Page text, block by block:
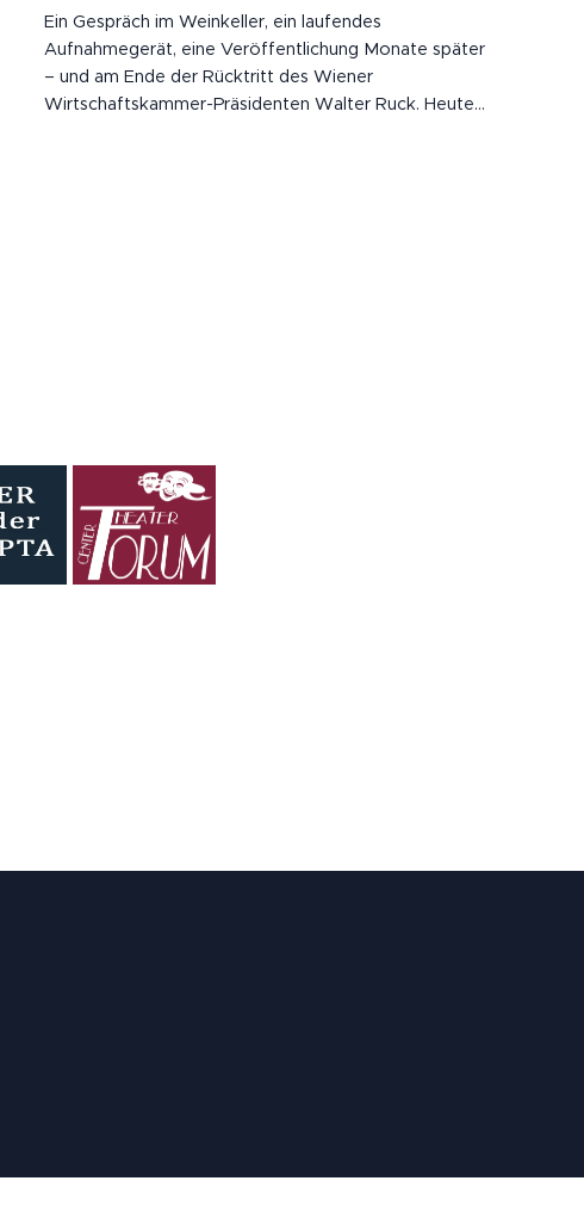
Ein Gespräch im Weinkeller, ein laufendes
Aufnahmegerät, eine Veröffentlichung Monate später
– und am Ende der Rücktritt des Wiener
Wirtschaftskammer-Präsidenten Walter Ruck. Heute